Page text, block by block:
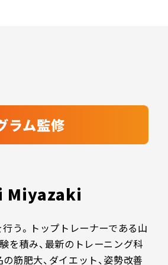
ラム監修
Miyazaki
う。トップトレーナーである山
を積み、最新のトレーニング科
筋肥大、ダイエット、姿勢改善